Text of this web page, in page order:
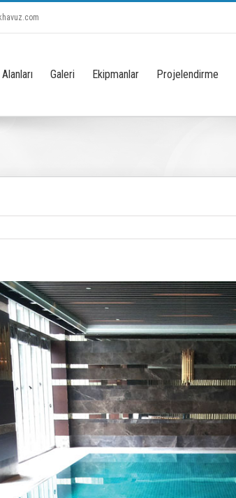
Galeri Ekipmanlar Projelendirme